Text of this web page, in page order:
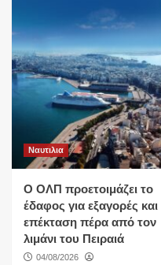
Ναυτιλια
O ΟΛΠ προετοιμάζει το
έδαφος για εξαγορές και
επέκταση πέρα από τον
λιμάνι του Πειραιά
04/08/2026